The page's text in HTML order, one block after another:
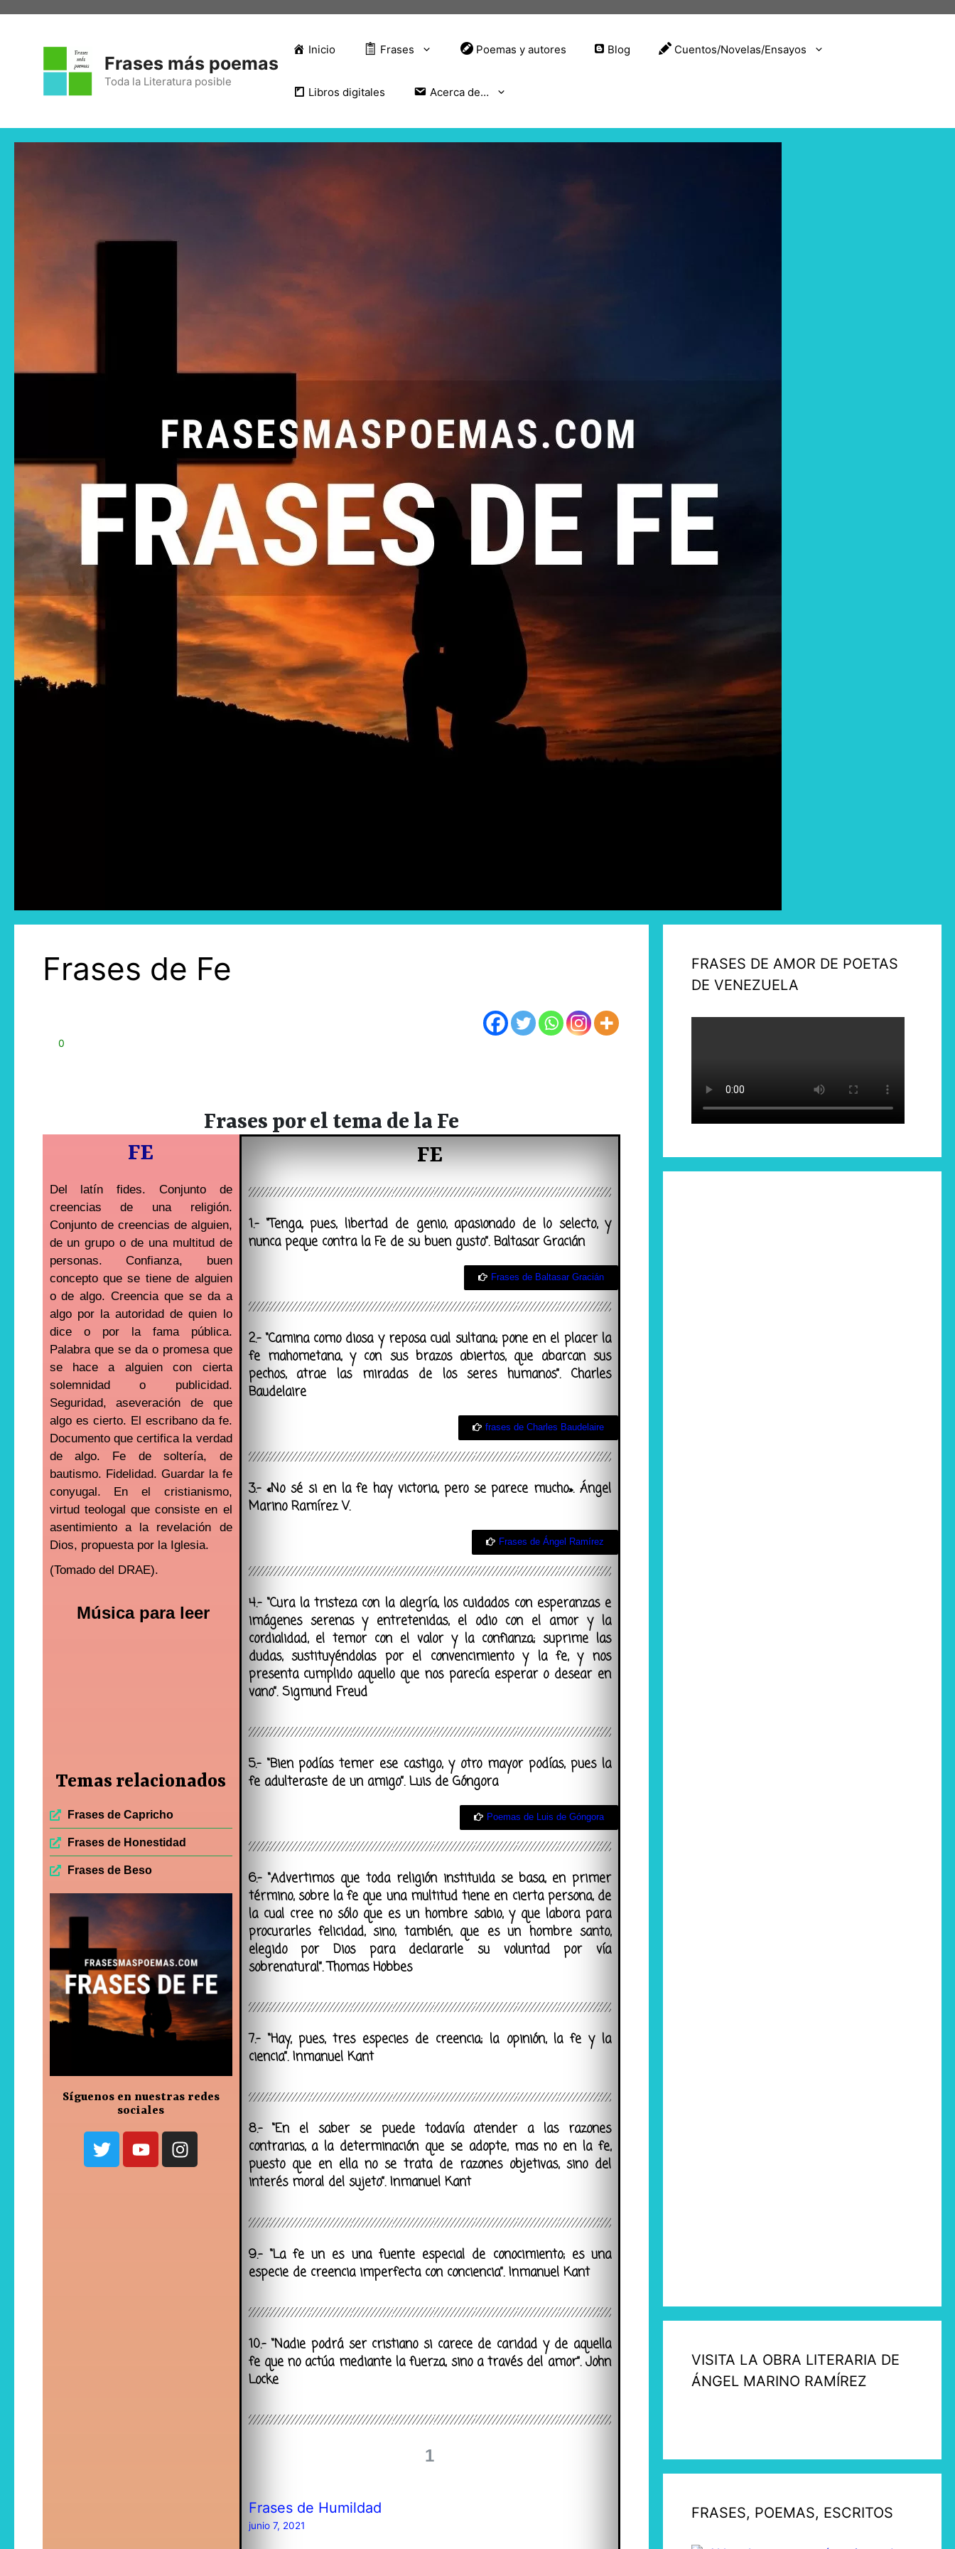
Frases más poemas
Toda la Literatura posible
Inicio Frases Poemas y autores Blog Cuentos/Novelas/Ensayos
Libros digitales Acerca de…
Frases de Fe
0
Frases por el tema de la Fe
FE
Del latín fides. Conjunto de
creencias de una religión.
Conjunto de creencias de alguien,
de un grupo o de una multitud de
personas. Confianza, buen
concepto que se tiene de alguien
o de algo. Creencia que se da a
algo por la autoridad de quien lo
dice o por la fama pública.
Palabra que se da o promesa que
se hace a alguien con cierta
solemnidad o publicidad.
Seguridad, aseveración de que
algo es cierto. El escribano da fe.
Documento que certifica la verdad
de algo. Fe de soltería, de
bautismo. Fidelidad. Guardar la fe
conyugal. En el cristianismo,
virtud teologal que consiste en el
asentimiento a la revelación de
Dios, propuesta por la Iglesia.
(Tomado del DRAE).
Música para leer
Temas relacionados
Frases de Capricho
Frases de Honestidad
Frases de Beso
Síguenos en nuestras redes
sociales
FE
1.- “Tenga, pues, libertad de genio, apasionado de lo selecto, y
nunca peque contra la Fe de su buen gusto”. Baltasar Gracián
Frases de Baltasar Gracián
2.- “Camina como diosa y reposa cual sultana; pone en el placer la
fe mahometana, y con sus brazos abiertos, que abarcan sus
pechos, atrae las miradas de los seres humanos”. Charles
Baudelaire
frases de Charles Baudelaire
3.- «No sé si en la fe hay victoria, pero se parece mucho». Ángel
Marino Ramírez V.
Frases de Ángel Ramírez
4.- “Cura la tristeza con la alegría, los cuidados con esperanzas e
imágenes serenas y entretenidas, el odio con el amor y la
cordialidad, el temor con el valor y la confianza; suprime las
dudas, sustituyéndolas por el convencimiento y la fe, y nos
presenta cumplido aquello que nos parecía esperar o desear en
vano”. Sigmund Freud
5.- “Bien podías temer ese castigo, y otro mayor podías, pues la
fe adulteraste de un amigo”. Luis de Góngora
Poemas de Luis de Góngora
6.- “Advertimos que toda religión instituida se basa, en primer
término, sobre la fe que una multitud tiene en cierta persona, de
la cual cree no sólo que es un hombre sabio, y que labora para
procurarles felicidad, sino, también, que es un hombre santo,
elegido por Dios para declararle su voluntad por vía
sobrenatural”. Thomas Hobbes
7.- “Hay, pues, tres especies de creencia; la opinión, la fe y la
ciencia”. Inmanuel Kant
8.- “En el saber se puede todavía atender a las razones
contrarias, a la determinación que se adopte, mas no en la fe,
puesto que en ella no se trata de razones objetivas, sino del
interés moral del sujeto”. Inmanuel Kant
9.- “La fe un es una fuente especial de conocimiento; es una
especie de creencia imperfecta con conciencia”. Inmanuel Kant
10.- “Nadie podrá ser cristiano si carece de caridad y de aquella
fe que no actúa mediante la fuerza, sino a través del amor”. John
Locke
1
Frases de Humildad
junio 7, 2021
FRASES DE AMOR DE POETAS
DE VENEZUELA
VISITA LA OBRA LITERARIA DE
ÁNGEL MARINO RAMÍREZ
FRASES, POEMAS, ESCRITOS